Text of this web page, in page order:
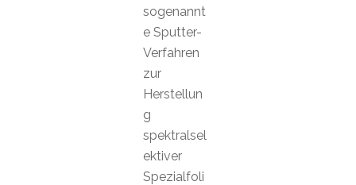
sogenannt
e Sputter-
Verfahren
zur
Herstellun
g
spektralsel
ektiver
Spezialfoli